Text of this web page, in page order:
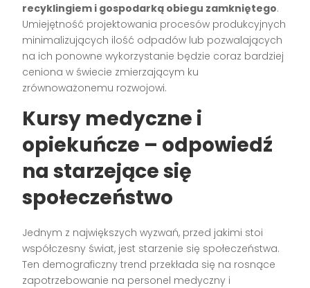
recyklingiem i gospodarką obiegu zamkniętego.
Umiejętność projektowania procesów produkcyjnych
minimalizujących ilość odpadów lub pozwalających
na ich ponowne wykorzystanie będzie coraz bardziej
ceniona w świecie zmierzającym ku
zrównoważonemu rozwojowi.
Kursy medyczne i
opiekuńcze – odpowiedź
na starzejące się
społeczeństwo
Jednym z największych wyzwań, przed jakimi stoi
współczesny świat, jest starzenie się społeczeństwa.
Ten demograficzny trend przekłada się na rosnące
zapotrzebowanie na personel medyczny i